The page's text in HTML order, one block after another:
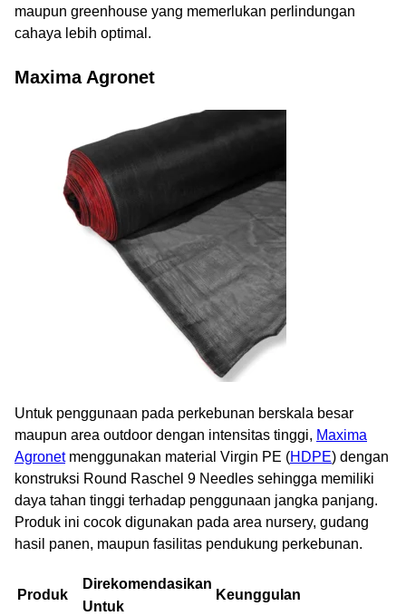
maupun greenhouse yang memerlukan perlindungan
cahaya lebih optimal.
Maxima Agronet
Untuk penggunaan pada perkebunan berskala besar
maupun area outdoor dengan intensitas tinggi, Maxima
Agronetmenggunakan material Virgin PE (HDPE) dengan
konstruksi Round Raschel 9 Needles sehingga memiliki
daya tahan tinggi terhadap penggunaan jangka panjang.
Produk ini cocok digunakan pada area nursery, gudang
hasil panen, maupun fasilitas pendukung perkebunan.
Produk
Direkomendasikan
Untuk
Keunggulan